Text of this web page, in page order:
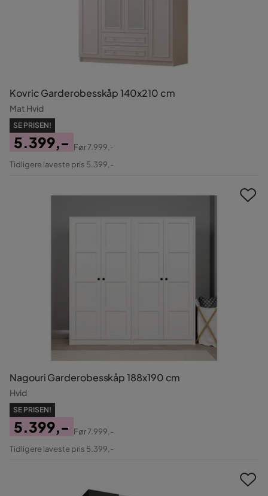
Kovric Garderobesskåp 140x210 cm
Mat Hvid
SE PRISEN!
Pris
5.399,-
Original
Før7.999,-
Tidligere laveste pris 5.399,-
Nagouri Garderobesskåp 188x190 cm
Hvid
SE PRISEN!
Pris
5.399,-
Original
Før7.999,-
Tidligere laveste pris 5.399,-